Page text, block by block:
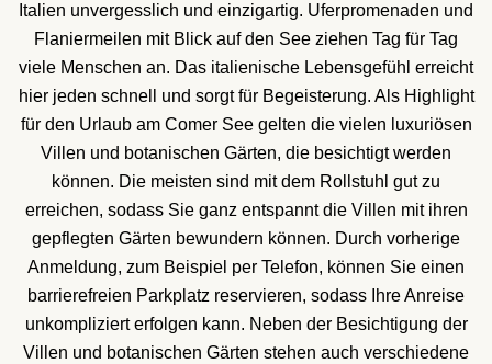
Italien unvergesslich und einzigartig. Uferpromenaden und
Flaniermeilen mit Blick auf den See ziehen Tag für Tag
viele Menschen an. Das italienische Lebensgefühl erreicht
hier jeden schnell und sorgt für Begeisterung. Als Highlight
für den Urlaub am Comer See gelten die vielen luxuriösen
Villen und botanischen Gärten, die besichtigt werden
können. Die meisten sind mit dem Rollstuhl gut zu
erreichen, sodass Sie ganz entspannt die Villen mit ihren
gepflegten Gärten bewundern können. Durch vorherige
Anmeldung, zum Beispiel per Telefon, können Sie einen
barrierefreien Parkplatz reservieren, sodass Ihre Anreise
unkompliziert erfolgen kann. Neben der Besichtigung der
Villen und botanischen Gärten stehen auch verschiedene